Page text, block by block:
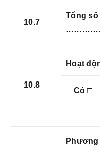
10.7
Tổng
10.8
Hoạt
Có □
Phương